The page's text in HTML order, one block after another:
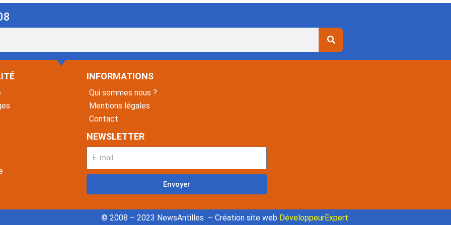
INFORMATIONS
Qui sommes nous ?
Mentions légales
Contact
NEWSLETTER
Envoyer
© 2008 – 2023 NewsAntilles – Création site web DéveloppeurExpert